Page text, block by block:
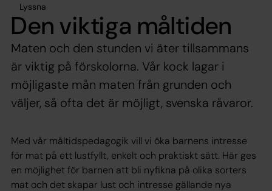
Lyssna
Den viktiga måltiden
Maten och den stunden vi äter tillsammans
är viktig på förskolorna. Vår kock lagar i
möjligaste mån maten från grunden och
väljer, så ofta det är möjligt, svenska råvaror.
Med vår måltidspedagogik vill vi öka barnens intresse
för mat på ett lustfyllt, enkelt och praktiskt sätt. Här ges
en möjlighet för barnen att bli nyfikna på olika sorters
mat och det skapar lust och intresse gällande nya